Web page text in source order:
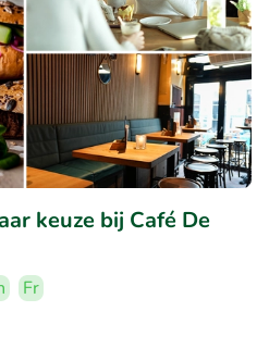
keuze bij Café De
Fr